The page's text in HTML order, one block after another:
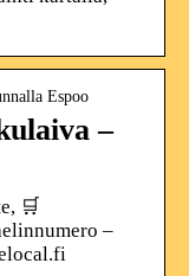
Espoo
–
🛒
–